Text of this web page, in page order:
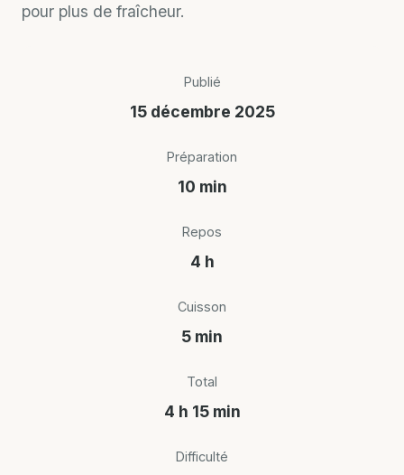
pour plus de fraîcheur.
Publié
15 décembre 2025
Préparation
10 min
Repos
4 h
Cuisson
5 min
Total
4 h 15 min
Difficulté